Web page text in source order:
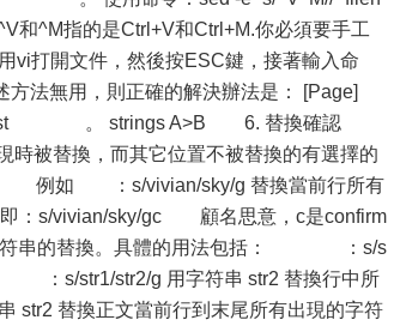
和^M指的是Ctrl+V和Ctrl+M.你必須要手工
開文件，然後按ESC鍵，接著輸入命
用，則正確的解決辦法是： [Page]
。 strings A>B 6. 替換確認
時被替換，而其它位置不被替換的有選擇的
持 例如 ：s/vivian/sky/g 替換當前行所有
：s/vivian/sky/gc 顧名思意，c是confirm
的替換。具體的用法包括： ：s/s
：s/str1/str2/g 用字符串 str2 替換行中所
替換正文當前行到末尾所有出現的字符